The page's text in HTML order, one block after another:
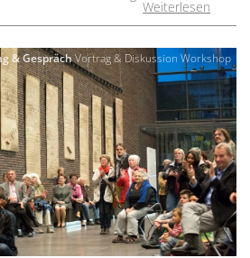
Weiterlesen
& Gespräch Vortrag & Diskussion Workshop